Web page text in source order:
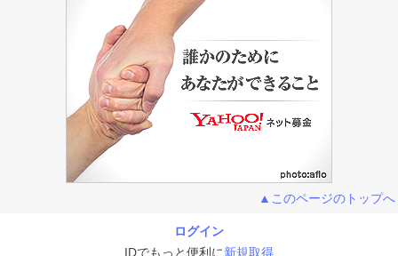
▲このページのトップへ
ログイン
IDでもっと便利に新規取得